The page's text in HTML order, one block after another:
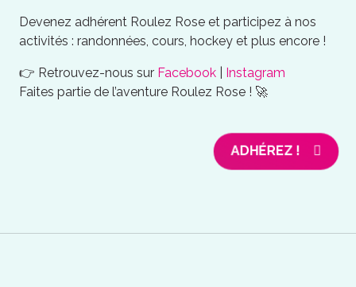
Devenez adhérent Roulez Rose et participez à nos
activités : randonnées, cours, hockey et plus encore !
👉 Retrouvez-nous sur Facebook
Instagram
Faites partie de l’aventure Roulez Rose ! 🚀
ADHÉREZ !